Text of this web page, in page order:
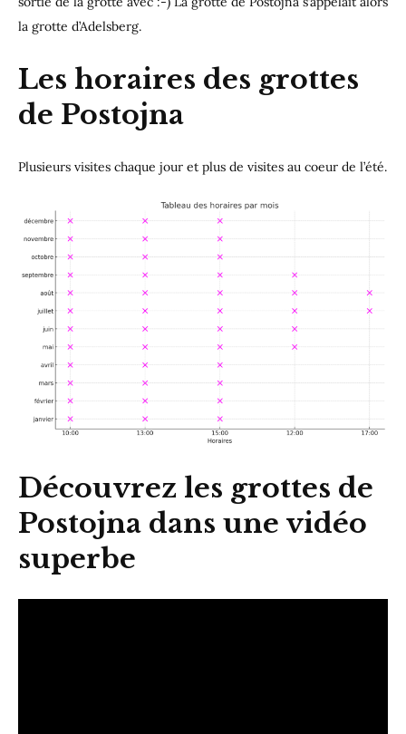
la grotte d’Adelsberg.
Les horaires des grottes
de Postojna
Plusieurs visites chaque jour et plus de visites au coeur de l’été.
Découvrez les grottes de
Postojna dans une vidéo
superbe